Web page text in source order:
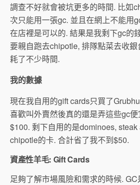
調查不好就會被坑更多的時間. 比如
次只能用一張gc. 並且在網上不能用
在店裡是可以的. 結果是我剩下gc的
要親自跑去chipotle, 排隊點菜去收
耗了不少時間.
我的數據
現在我自用的gift cards只買了
喜歡叫外賣然後真的還是弄這些gc
$100. 剩下自用的是dominoes, steak
chipotle的卡. 合計省了我不到$50.
資產性羊毛: Gift Cards
足夠了解市場風險和需求的時候.